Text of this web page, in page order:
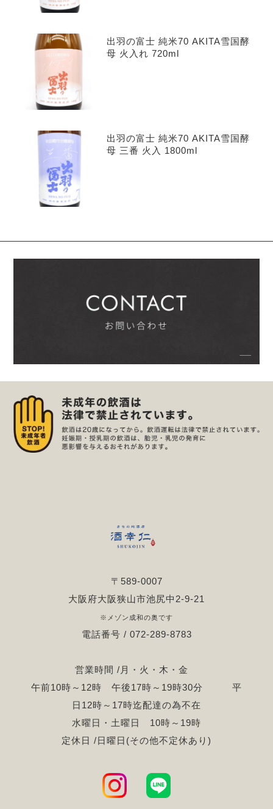
出羽の富士 純米70 AKITA雪国酵
母 火入れ 720ml
出羽の富士 純米70 AKITA雪国酵
母 三番 火入 1800ml
〒589-0007
大阪府大阪狭山市池尻中2-9-21
※メゾン成和の奥です
電話番号 / 072-289-8783
営業時間 /月・火・木・金
午前10時～12時 午後17時～19時30分 平
日12時～17時迄配達の為不在
水曜日・土曜日 10時～19時
定休日 /日曜日(その他不定休あり)